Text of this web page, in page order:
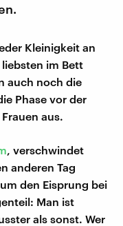
Kleinigkeit an
im Bett
auch noch die
Phase vor der
aus.
, verschwindet
anderen Tag
den Eisprung bei
Man ist
als sonst. Wer